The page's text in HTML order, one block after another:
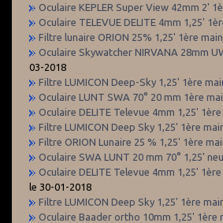
Oculaire KEPLER Super View 42mm 2'
Oculaire TELEVUE DELITE 4mm 1,25'
Filtre lunaire ORION 25% 1,25' 1ère main
Oculaire Skywatcher NIRVANA 28mm
03-2018
Filtre LUMICON Deep-Sky 1,25' 1ère
Oculaire LUNT SWA 70° 20 mm 1ère
Oculaire DELITE Televue 4mm 1,25'
Filtre LUMICON Deep Sky 1,25' 1ère
Filtre ORION Lunaire 25 % 1,25' 1ère
Oculaire SWA LUNT 20 mm 70° 1,25'
Oculaire DELITE Televue 4mm 1,25'
le 30-01-2018
Filtre LUMICON Deep Sky 1,25' 1ère
Oculaire Baader ortho 10mm 1,25' 1ère